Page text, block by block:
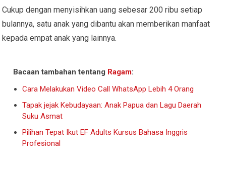
Cukup dengan menyisihkan uang sebesar 200 ribu setiap
bulannya, satu anak yang dibantu akan memberikan manfaat
kepada empat anak yang lainnya.
Bacaan tambahan tentang Ragam:
Cara Melakukan Video Call WhatsApp Lebih 4 Orang
Tapak jejak Kebudayaan: Anak Papua dan Lagu Daerah
Suku Asmat
Pilihan Tepat Ikut EF Adults Kursus Bahasa Inggris
Profesional